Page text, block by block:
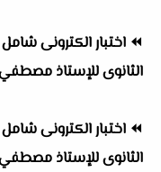
⏪ اختبار الكترونى
الثانوى للإستاذ
⏪ اختبار الكترونى
الثانوى للإستاذ